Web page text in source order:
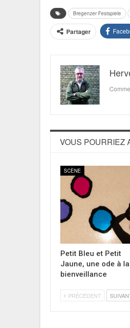
Bregenzer Festspiele
Partager
VOUS POURRIEZ
SCÈNE
Petit Bleu et Petit
Jaune, une ode à la
bienveillance
PRÉCÉDENT